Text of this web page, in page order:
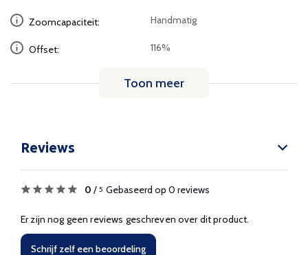
Zoomcapaciteit: Handmatig
Offset: 116%
Toon meer
Reviews
0 / 5 Gebaseerd op 0 reviews
Er zijn nog geen reviews geschreven over dit product.
Schrijf zelf een beoordeling